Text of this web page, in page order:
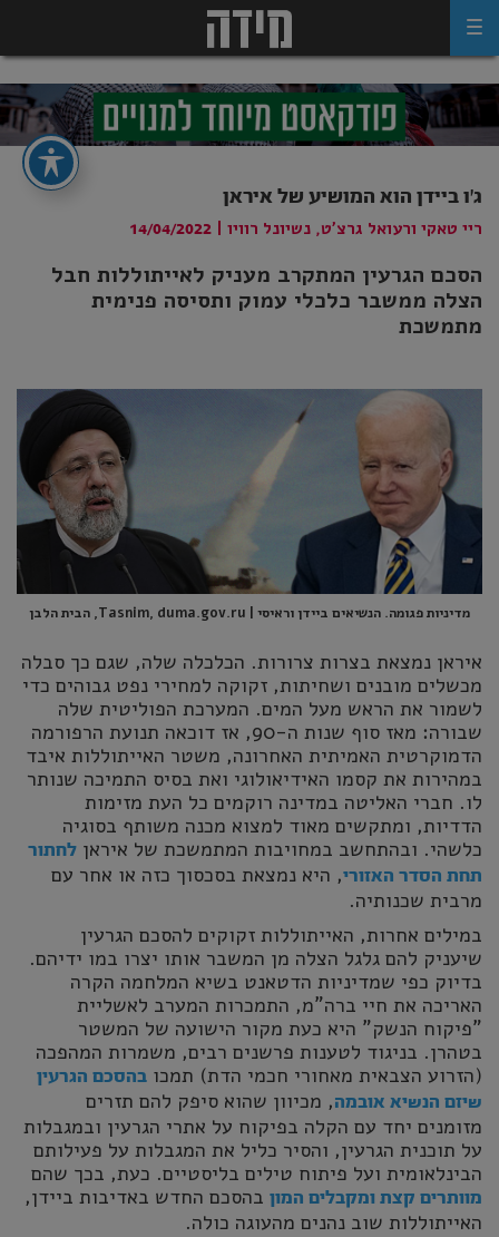
ג'ו ביידן הוא המושיע של איראן
ריי טאקי ורעואל גרצ'ט, נשיונל רוויו
14/04/2022
הסכם הגרעין המתקרב מעניק לאייתוללות חבל
הצלה ממשבר כלכלי עמוק ותסיסה פנימית
מתמשכת
מדיניות פגומה. הנשיאים ביידן וראיסי | Tasnim, duma.gov.ru, הבית הלבן
איראן נמצאת בצרות צרורות. הכלכלה שלה, שגם כך סבלה
מכשלים מובנים ושחיתות, זקוקה למחירי נפט גבוהים כדי
לשמור את הראש מעל המים. המערכת הפוליטית שלה
שבורה: מאז סוף שנות ה-90, אז דוכאה תנועת הרפורמה
הדמוקרטית האמיתית האחרונה, משטר האייתוללות איבד
במהירות את קסמו האידיאולוגי ואת בסיס התמיכה שנותר
לו. חברי האליטה במדינה רוקמים כל העת מזימות
הדדיות, ומתקשים מאוד למצוא מכנה משותף בסוגיה
כלשהי. ובהתחשב במחויבות המתמשכת של איראן לחתור
תחת הסדר האזורי, היא נמצאת בסכסוך כזה או אחר עם
מרבית שכנותיה.
במילים אחרות, האייתוללות זקוקים להסכם הגרעין
שיעניק להם גלגל הצלה מן המשבר אותו יצרו במו ידיהם.
בדיוק כפי שמדיניות הדטאנט בשיא המלחמה הקרה
האריכה את חיי ברה"מ, התמכרות המערב לאשליית
"פיקוח הנשק" היא כעת מקור הישועה של המשטר
בטהרן. בניגוד לטענות פרשנים רבים, משמרות המהפכה
(הזרוע הצבאית מאחורי חכמי הדת) תמכו בהסכם הגרעין
שיזם הנשיא אובמה, מכיוון שהוא סיפק להם תזרים
מזומנים יחד עם הקלה בפיקוח על אתרי הגרעין ובמגבלות
על תוכנית הגרעין, והסיר כליל את המגבלות על פעילותם
הבינלאומית ועל פיתוח טילים בליסטיים. כעת, בכך שהם
מוותרים קצת ומקבלים המון בהסכם החדש באדיבות ביידן,
האייתוללות שוב נהנים מהעוגה כולה.